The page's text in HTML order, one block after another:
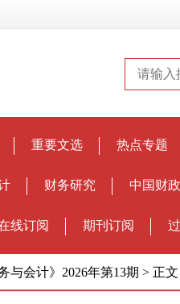
重要文选 热点专题
财务研究 中国财
线订阅 期刊订阅
与会计》2026年第13期 > 正文